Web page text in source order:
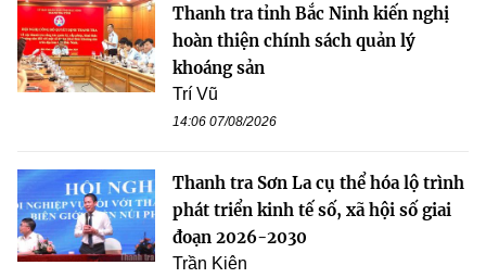
Thanh tra tỉnh Bắc Ninh kiến nghị
hoàn thiện chính sách quản lý
khoáng sản
Trí Vũ
14:06 07/08/2026
Thanh tra Sơn La cụ thể hóa lộ trình
phát triển kinh tế số, xã hội số giai
đoạn 2026-2030
Trần Kiên